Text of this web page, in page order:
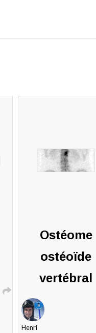
Ostéome
ostéoïde
vertébral
Henri